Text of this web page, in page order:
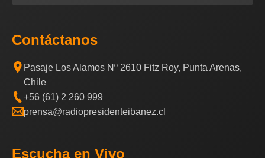
Contáctanos
Pasaje Los Alamos Nº 2610 Fitz Roy, Punta Arenas,
Chile
+56 (61) 2 260 999
prensa@radiopresidenteibanez.cl
Escucha en Vivo